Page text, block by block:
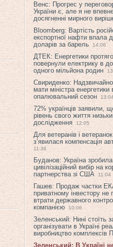
Венс: Прогрес у
України є, але я не
досягненні мирного
Bloomberg: Вартість
експортної нафти впала
доларів за барель
14:06
ДТЕК: Енергетики
повернули електрику в
одного мільйона родин
Свириденко:
мати міністра енергетики
опалювальний сезон
72% українців заявили,
рівень свого життя
дослідження
12:05
Для ветеранів і
з’явилася компенсація
11:36
Буданов: Україна зробила
цивілізаційний вибір на
партнерства зі США
11:04
Гашев: Продаж частки
приватному інвестору не
втрати державного
компанією
10:06
Зеленський: Нині стоїть
організувати в Україні
виробництво комплексів
Зеленський: В Україні